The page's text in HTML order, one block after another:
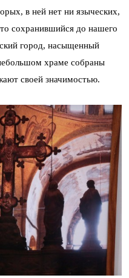
в ней нет ни языческих,
сохранившийся до нашего
город, насыщенный
храме собраны
своей значимостью.